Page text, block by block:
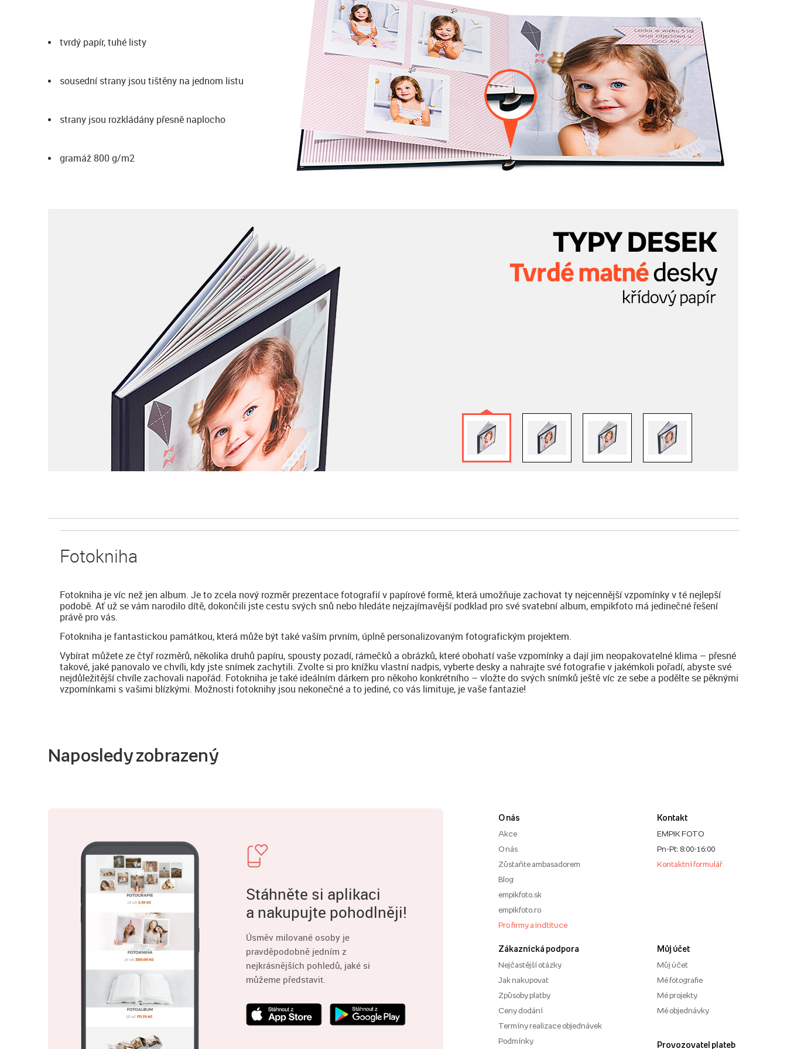
tvrdý papír, tuhé listy
sousední strany jsou tištěny na jednom listu
strany jsou rozkládány přesně naplocho
gramáž 800 g/m2
Fotokniha
Fotokniha je víc než jen album. Je to zcela nový rozměr prezentace fotografií v papírové formě, která umožňuje zachovat ty nejcennější vzpomínky v té nejlepší
podobě. Ať už se vám narodilo dítě, dokončili jste cestu svých snů nebo hledáte nejzajímavější podklad pro své svatební album, empikfoto má jedinečné řešení
právě pro vás.
Fotokniha je fantastickou památkou, která může být také vaším prvním, úplně personalizovaným fotografickým projektem.
Vybírat můžete ze čtyř rozměrů, několika druhů papíru, spousty pozadí, rámečků a obrázků, které obohatí vaše vzpomínky a dají jim neopakovatelné klima – přesné
takové, jaké panovalo ve chvíli, kdy jste snímek zachytili. Zvolte si pro knížku vlastní nadpis, vyberte desky a nahrajte své fotografie v jakémkoli pořadí, abyste své
nejdůležitější chvíle zachovali napořád. Fotokniha je také ideálním dárkem pro někoho konkrétního – vložte do svých snímků ještě víc ze sebe a podělte se pěknými
vzpomínkami s vašimi blízkými. Možnosti fotoknihy jsou nekonečné a to jediné, co vás limituje, je vaše fantazie!
Naposledy zobrazený
Stáhněte si aplikaci
a nakupujte pohodlněji!
Úsměv milované osoby je
pravděpodobně jedním z
nejkrásnějších pohledů, jaké si
můžeme představit.
O nás
Akce
O nás
Zůstaňte ambasadorem
Blog
empikfoto.sk
empikfoto.ro
Pro firmy a indtituce
Zákaznícká podpora
Nejčastější otázky
Jak nakupovat
Způsoby platby
Ceny dodání
Termíny realizace objednávek
Podmínky
Kontakt
EMPIK FOTO
Pn-Pt: 8:00-16:00
Kontaktní formulář
Můj účet
Můj účet
Mé fotografie
Mé projekty
Mé objednávky
Provozovatel plateb